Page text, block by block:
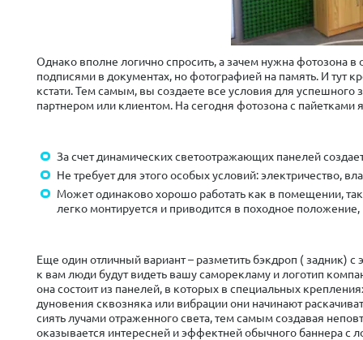
Однако вполне логично спросить, а зачем нужна фотозона
подписями в документах, но фотографией на память. И тут
кстати. Тем самым, вы создаете все условия для
партнером или клиентом. На сегодня фотозона с
За счет динамических светоотражающих панелей
Не требует для этого особых условий: электричество,
Может одинаково хорошо работать как в помещении,
легко монтируется и приводится в походное
Еще один отличный вариант – разметить бэкдроп (
к вам люди будут видеть вашу саморекламу и логотип
она состоит из панелей, в которых в специальных
дуновения сквозняка или вибрации они начинают
сиять лучами отраженного света, тем самым создавая
оказывается интересней и эффектней обычного баннера